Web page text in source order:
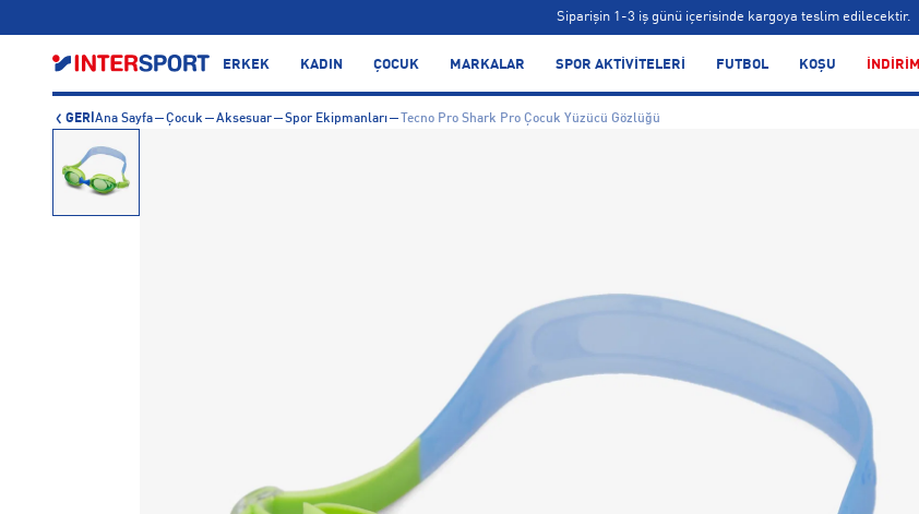
Siparişin 1-3 iş günü içerisinde kargoya teslim edilecektir.
Bonus kartlara özel vade farksız taksit seçenekleri!
ERKEK KADIN ÇOCUK MARKALAR SPOR AKTİVİTELERİ FUTBOL KOŞU İNDİRİM
GERİ Ana Sayfa Çocuk Aksesuar Spor Ekipmanları Tecno Pro Shark Pro Çocuk Yüzücü Gözlüğü